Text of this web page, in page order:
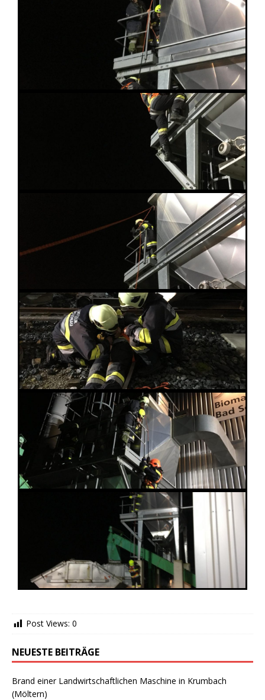
Post Views: 0
NEUESTE BEITRÄGE
Brand einer Landwirtschaftlichen Maschine in Krumbach
(Möltern)